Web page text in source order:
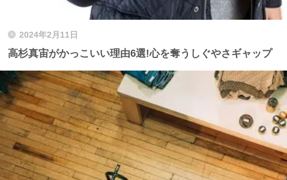
2024年2月11日
高杉真宙がかっこいい理由6選!心を奪うしぐやさギャップ